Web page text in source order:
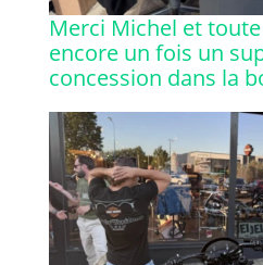
Merci Michel et
encore un fois un
concession dans la